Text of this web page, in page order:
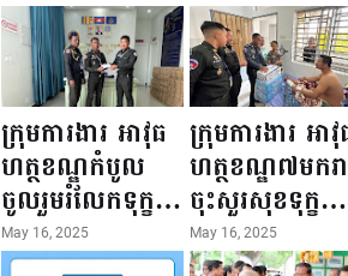
ឧសភា
ឆ្នាំ២០២៥នេះ
បានអញ្ជើញចុះធ្វើ
ជំរឿនថ្នាក់ដឹកនាំ
មន្ត្រីរាជការស៉ីវិល
នៃក្រសួងព័ត៌មាន...
កំណើតនគរបា
ជាតិកម្ពុជា “១៦
ឧសភា ១៩៤៥
១៦ ឧសភា
២០២៥”...
ក្រុមការងារ អាវុធ
ហត្ថខណ្ឌកំបូល
ចូលរួមរំលែកទុក្ខ
ដល់គ្រួសារ
May 16, 2025
ក្រុមការងារ អា
ហត្ថខណ្ឌ៧មករា
ចុះសួរសុខទុក្ខ
សមាជិក ដែលជួប
May 16, 2025